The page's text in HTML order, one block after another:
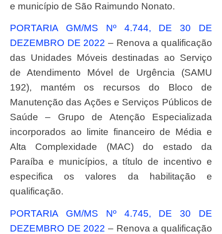
e município de São Raimundo Nonato.
PORTARIA GM/MS Nº 4.744, DE 30 DE
DEZEMBRO DE 2022 – Renova a qualificação
das Unidades Móveis destinadas ao Serviço
de Atendimento Móvel de Urgência (SAMU
192), mantém os recursos do Bloco de
Manutenção das Ações e Serviços Públicos de
Saúde – Grupo de Atenção Especializada
incorporados ao limite financeiro de Média e
Alta Complexidade (MAC) do estado da
Paraíba e municípios, a título de incentivo e
especifica os valores da habilitação e
qualificação.
PORTARIA GM/MS Nº 4.745, DE 30 DE
DEZEMBRO DE 2022 – Renova a qualificação